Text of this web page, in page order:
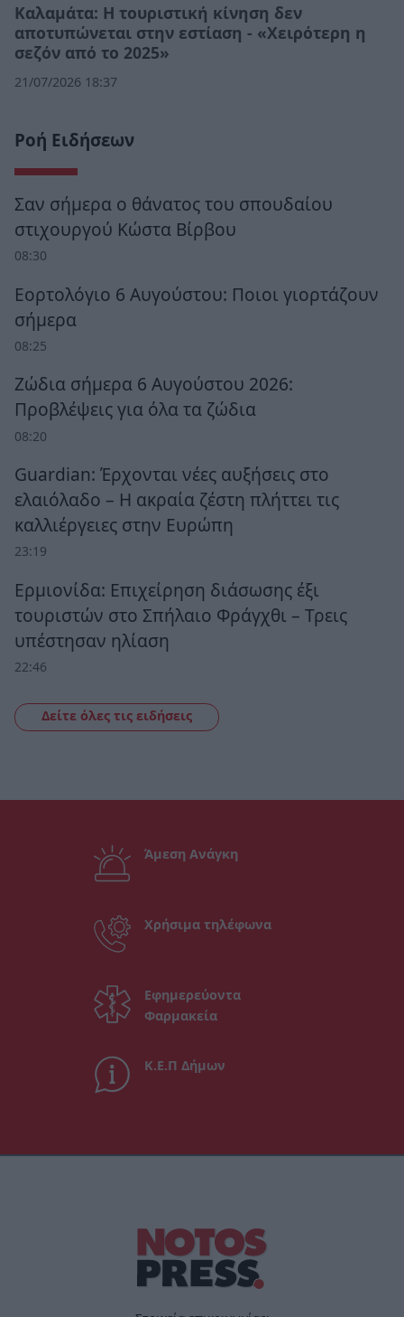
Καλαμάτα: Η τουριστική κίνηση δεν
αποτυπώνεται στην εστίαση - «Χειρότερη η
σεζόν από το 2025»
21/07/2026 18:37
Ροή Ειδήσεων
Σαν σήμερα ο θάνατος του σπουδαίου
στιχουργού Κώστα Βίρβου
08:30
Εορτολόγιο 6 Αυγούστου: Ποιοι γιορτάζουν
σήμερα
08:25
Ζώδια σήμερα 6 Αυγούστου 2026:
Προβλέψεις για όλα τα ζώδια
08:20
Guardian: Έρχονται νέες αυξήσεις στο
ελαιόλαδο – Η ακραία ζέστη πλήττει τις
καλλιέργειες στην Ευρώπη
23:19
Ερμιονίδα: Επιχείρηση διάσωσης έξι
τουριστών στο Σπήλαιο Φράγχθι – Τρεις
υπέστησαν ηλίαση
22:46
Δείτε όλες τις ειδήσεις
Άμεση Ανάγκη
Χρήσιμα τηλέφωνα
Εφημερεύοντα
Φαρμακεία
Κ.Ε.Π Δήμων